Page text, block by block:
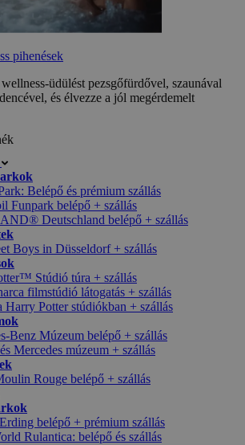
pihenések
üdülést pezsgőfürdővel, szaunával
és élvezze a jól megérdemelt
Belépő és prémium szállás
Funpark belépő + szállás
Deutschland belépő + szállás
Boys in Düsseldorf + szállás
Stúdió túra + szállás
filmstúdió látogatás + szállás
Harry Potter stúdiókban + szállás
Benz Múzeum belépő + szállás
Mercedes múzeum + szállás
Rouge belépő + szállás
belépő + prémium szállás
Rulantica: belépő és szállás